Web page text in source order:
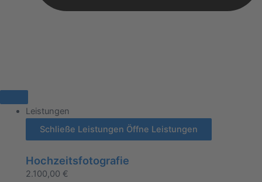
Leistungen
Schließe Leistungen Öffne Leistungen
Hochzeitsfotografie
2.100,00 €